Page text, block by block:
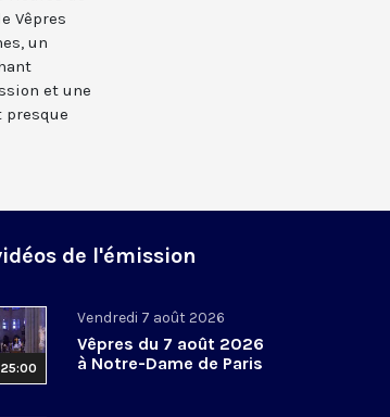
Vêpres
un
et une
presque
de l'émission
25:00
Vendredi 7 août 2026
Vêpres du 7 août 2026
à Notre-Dame de Paris